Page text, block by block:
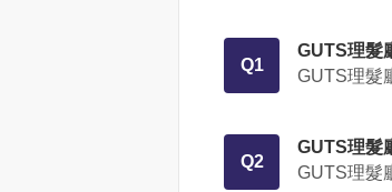
Q1
GUTS理髮
GUTS理髮
Q2
GUTS理髮
GUTS理髮